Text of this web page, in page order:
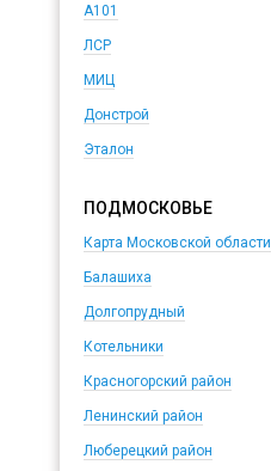
А101
ЛСР
МИЦ
Донстрой
Эталон
ПОДМОСКОВЬЕ
Карта Московской области
Балашиха
Долгопрудный
Котельники
Красногорский район
Ленинский район
Люберецкий район